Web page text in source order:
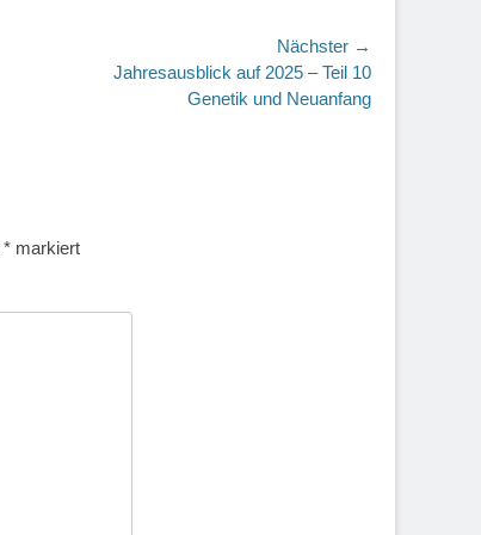
Nächster →
Jahresausblick auf 2025 – Teil 10
Genetik und Neuanfang
* markiert